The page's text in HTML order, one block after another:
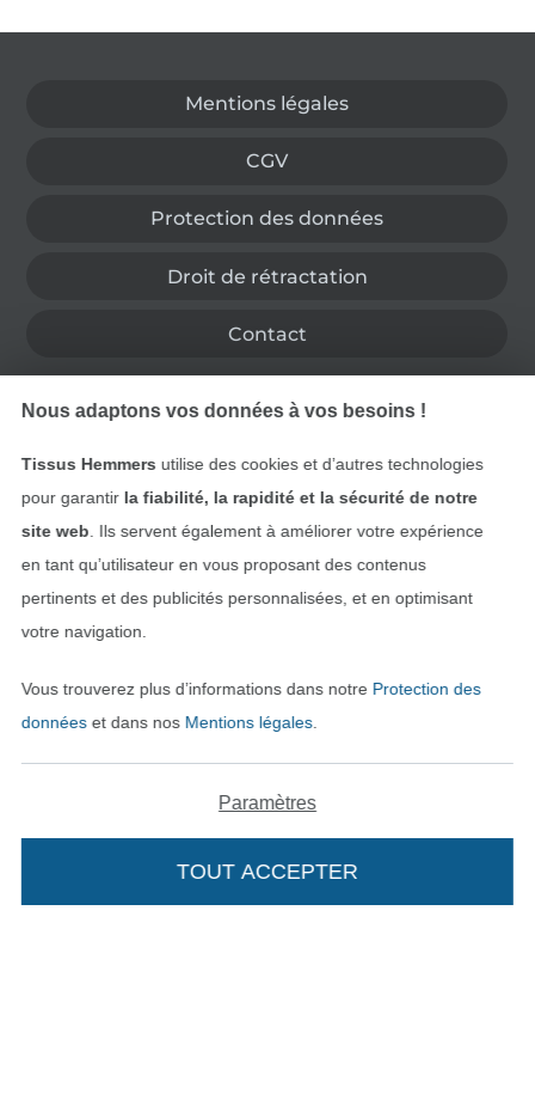
Ajouter à mon panier
Mentions légales
CGV
Protection des données
Droit de rétractation
Contact
Rétractation de commande
Trouvez plus d’idées
Nederlands
Passer à la boutique
Nous adaptons vos données à vos besoins !
Tissus Hemmers utilise des cookies et d’autres technologies
pour garantir la fiabilité, la rapidité et la sécurité de notre
site web . Ils servent également à améliorer votre expérience
en tant qu’utilisateur en vous proposant des contenus
pertinents et des publicités personnalisées, et en optimisant
votre navigation.
Vous trouverez plus d’informations dans notre Protection des
donnéeset dans nos Mentions légales.
Paramètres
TOUT ACCEPTER